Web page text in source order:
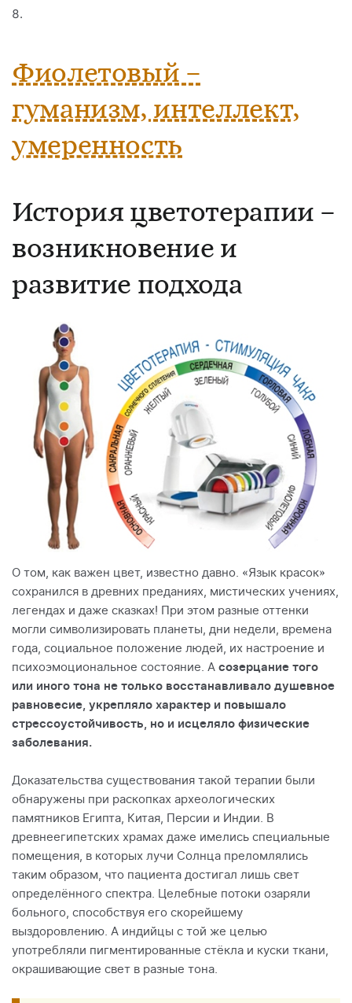
Фиолетовый –
гуманизм, интеллект,
умеренность
История цветотерапии –
возникновение и
развитие подхода
О том, как важен цвет, известно давно. «Язык красок»
сохранился в древних преданиях, мистических учениях,
легендах и даже сказках! При этом разные оттенки
могли символизировать планеты, дни недели, времена
года, социальное положение людей, их настроение и
психоэмоциональное состояние. А созерцание того
или иного тона не только восстанавливало душевное
равновесие, укрепляло характер и повышало
стрессоустойчивость, но и исцеляло физические
заболевания.
Доказательства существования такой терапии были
обнаружены при раскопках археологических
памятников Египта, Китая, Персии и Индии. В
древнеегипетских храмах даже имелись специальные
помещения, в которых лучи Солнца преломлялись
таким образом, что пациента достигал лишь свет
определённого спектра. Целебные потоки озаряли
больного, способствуя его скорейшему
выздоровлению. А индийцы с той же целью
употребляли пигментированные стёкла и куски ткани,
окрашивающие свет в разные тона.